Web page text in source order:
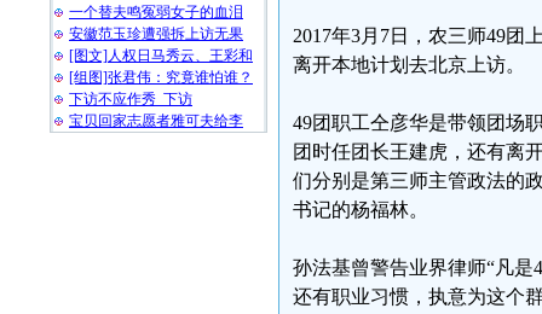
一个替夫鸣冤弱女子的血泪
安徽范玉珍遭强拆上访无果
[图文]人权日马秀云、王彩和
[组图]张君伟：究竟谁怕谁？
下访不应作秀 下访
宝贝回家志愿者雅可夫给李
2017年3月7日，农三师49团
离开本地计划去北京上访。
49团职工仝彦华是带领团场
团时任团长王建虎，还有离
们分别是第三师主管政法的
书记的杨福林。
孙法基曾警告业界律师“凡
还有职业习惯，执意为这个